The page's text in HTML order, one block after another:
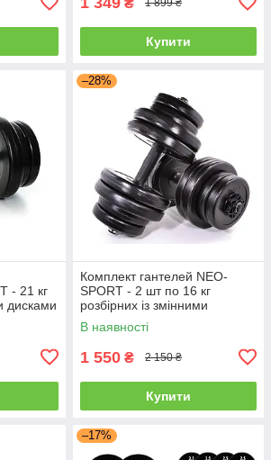
1 899 ₴
Купити
- 21 кг
дисками
–28%
Комплект гантелей NEO-
SPORT - 2 шт по 16 кг
розбірних із змінними
дисками
В наявності
1 550 ₴ 2 150 ₴
Купити
–17%